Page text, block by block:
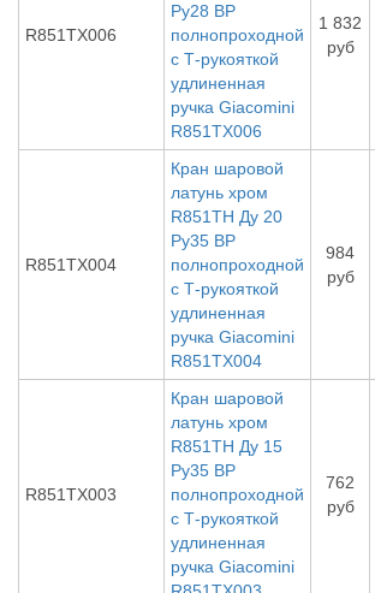
R851TX006
Ру28 ВР
полнопроходной
с Т-рукояткой
удлиненная
ручка Giacomini
R851TX006
1 832
руб
R851TX004
Кран шаровой
латунь хром
R851TH Ду 20
Ру35 ВР
полнопроходной
с Т-рукояткой
удлиненная
ручка Giacomini
R851TX004
984
руб
R851TX003
Кран шаровой
латунь хром
R851TH Ду 15
Ру35 ВР
полнопроходной
с Т-рукояткой
удлиненная
ручка Giacomini
762
руб